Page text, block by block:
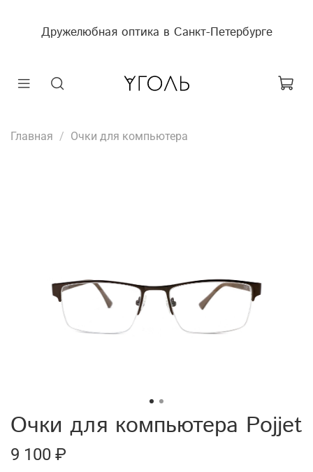
Дружелюбная оптика в Санкт-Петербурге
Главная Очки для компьютера
Очки для компьютера Pojjet
9 100 ₽